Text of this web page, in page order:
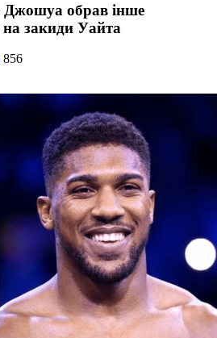
Джошуа обрав інше
на закиди Уайта
856